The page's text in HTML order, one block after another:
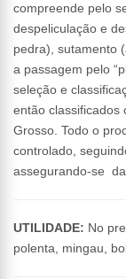
compreende pelo
despeliculação e
pedra), sutamento
a passagem pelo
seleção e
então classificados
Grosso. Todo o
controlado,
assegurando-se
UTILIDADE: No
polenta, mingau,